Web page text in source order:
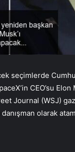
seçimlerde
CEO’su Elon
Journal (WSJ)
danışman olarak